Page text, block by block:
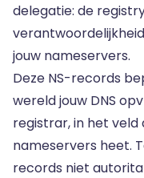
delegatie: de
jouw nameservers.
Deze NS-records
wereld jouw DNS
registrar, in het
nameservers heet.
records niet